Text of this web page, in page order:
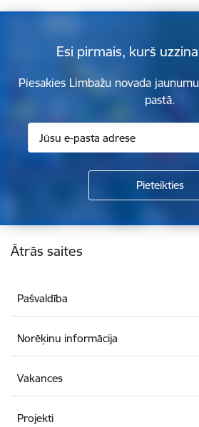
Esi pirmais, kurš
Piesakies Limbažu novada
pastā.
Kājene
Ātrās saites
Pašvaldība
Norēķinu informācija
Vakances
Projekti